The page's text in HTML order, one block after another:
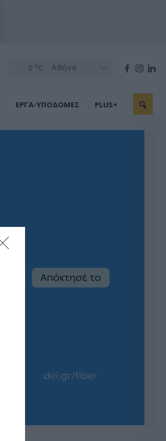
0 oC
ΕΡΓΑ-ΥΠΟΔΟΜΕΣ PLUS+